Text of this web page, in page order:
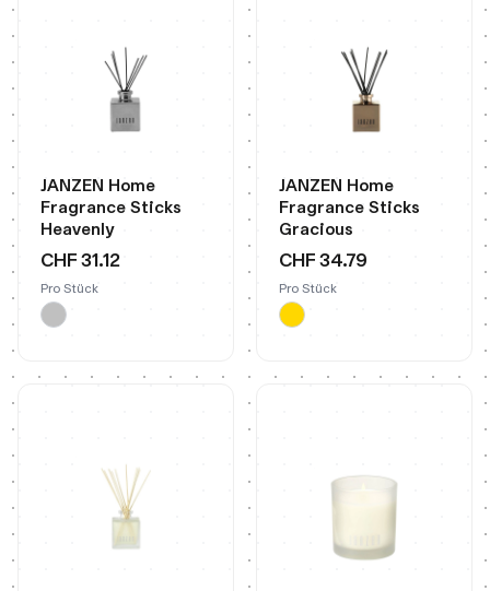
JANZEN Home
Fragrance Sticks
Heavenly
CHF 31.12
Pro Stück
JANZEN Home
Fragrance Sticks
Gracious
CHF 34.79
Pro Stück